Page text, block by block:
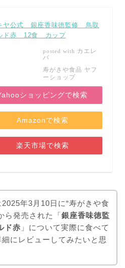
ヤ公式 銀座香味徳監修 鳥取
ド赤 12食 カップ
posted with カエレ
バ
寿がきや食品 ヤフ
ーショップ
ショッピングで検索
Amazonで検索
楽天市場で検索
年3月10日に“寿がきや食
ら発売された「銀座香味徳監
ド赤 」について実際に食べて
にレビューしてみたいと思